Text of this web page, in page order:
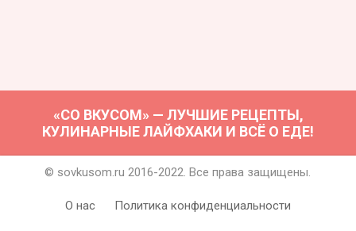
«СО ВКУСОМ» — ЛУЧШИЕ РЕЦЕПТЫ,
КУЛИНАРНЫЕ ЛАЙФХАКИ И ВСЁ О ЕДЕ!
© sovkusom.ru 2016-2022. Все права защищены.
О нас Политика конфиденциальности